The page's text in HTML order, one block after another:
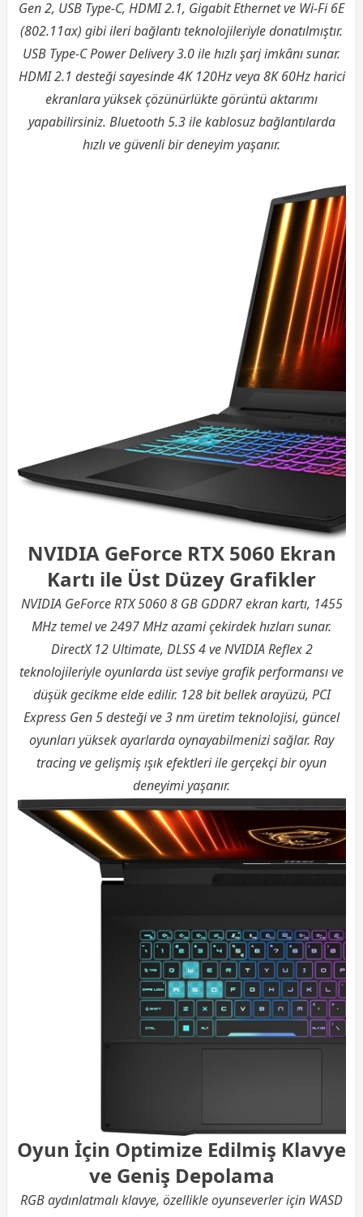
Gen 2, USB Type-C, HDMI 2.1, Gigabit Ethernet ve Wi-Fi 6E
(802.11ax) gibi ileri bağlantı teknolojileriyle donatılmıştır.
USB Type-C Power Delivery 3.0 ile hızlı şarj imkânı sunar.
HDMI 2.1 desteği sayesinde 4K 120Hz veya 8K 60Hz harici
ekranlara yüksek çözünürlükte görüntü aktarımı
yapabilirsiniz. Bluetooth 5.3 ile kablosuz bağlantılarda
hızlı ve güvenli bir deneyim yaşanır.
NVIDIA GeForce RTX 5060 Ekran
Kartı ile Üst Düzey Grafikler
NVIDIA GeForce RTX 5060 8 GB GDDR7 ekran kartı, 1455
MHz temel ve 2497 MHz azami çekirdek hızları sunar.
DirectX 12 Ultimate, DLSS 4 ve NVIDIA Reflex 2
teknolojileriyle oyunlarda üst seviye grafik performansı ve
düşük gecikme elde edilir. 128 bit bellek arayüzü, PCI
Express Gen 5 desteği ve 3 nm üretim teknolojisi, güncel
oyunları yüksek ayarlarda oynayabilmenizi sağlar. Ray
tracing ve gelişmiş ışık efektleri ile gerçekçi bir oyun
deneyimi yaşanır.
Oyun İçin Optimize Edilmiş Klavye
ve Geniş Depolama
RGB aydınlatmalı klavye, özellikle oyunseverler için WASD